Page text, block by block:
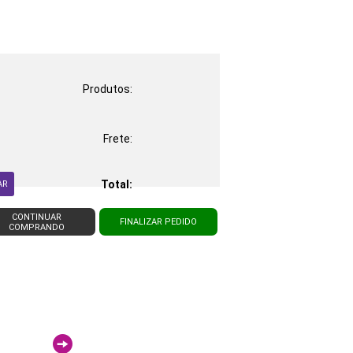
Produtos:
Frete:
Total:
CONTINUAR
COMPRANDO
FINALIZAR PEDIDO